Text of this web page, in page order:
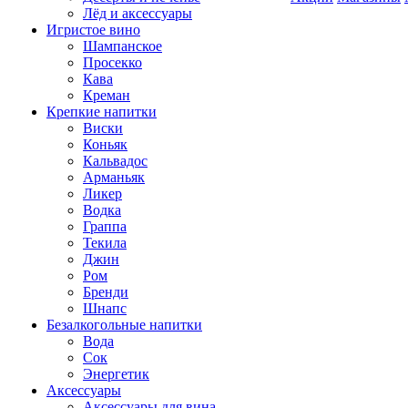
Лёд и аксессуары
Игристое вино
Шампанское
Просекко
Кава
Креман
Крепкие напитки
Виски
Коньяк
Кальвадос
Арманьяк
Ликер
Водка
Граппа
Текила
Джин
Ром
Бренди
Шнапс
Безалкогольные напитки
Вода
Сок
Энергетик
Аксессуары